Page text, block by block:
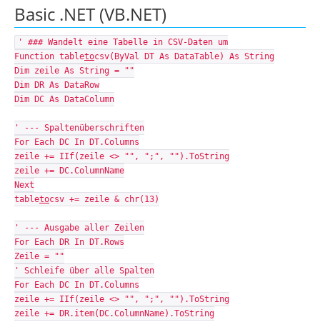
Basic .NET (VB.NET)
' ### Wandelt eine Tabelle in CSV-Daten um
Function tabletocsv(ByVal DT As DataTable) As String
Dim zeile As String = ""
Dim DR As DataRow
Dim DC As DataColumn
' --- Spaltenüberschriften
For Each DC In DT.Columns
zeile += IIf(zeile <> "", ";", "").ToString
zeile += DC.ColumnName
Next
tabletocsv += zeile & chr(13)
' --- Ausgabe aller Zeilen
For Each DR In DT.Rows
Zeile = ""
' Schleife über alle Spalten
For Each DC In DT.Columns
zeile += IIf(zeile <> "", ";", "").ToString
zeile += DR.item(DC.ColumnName).ToString